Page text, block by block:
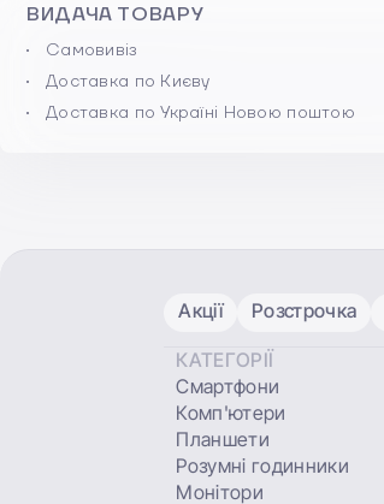
ВИДАЧА ТОВАРУ
Самовивіз
Доставка по Києву
Доставка по Україні Новою поштою
Акції Розстрочка
КАТЕГОРІЇ
Смартфони
Комп'ютери
Планшети
Розумні годинники
Монітори